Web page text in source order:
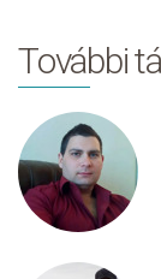
További